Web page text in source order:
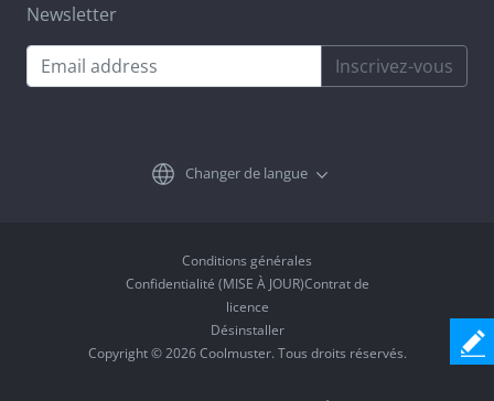
Newsletter
Inscrivez-vous
Changer de langue
Conditions générales
Confidentialité (MISE À JOUR)Contrat de
licence
Désinstaller
Copyright © 2026 Coolmuster. Tous droits réservés.